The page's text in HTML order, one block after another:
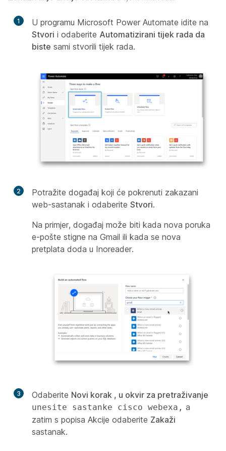
1
U programu Microsoft Power Automate idite na
Stvori i odaberite Automatizirani tijek rada da
biste sami stvorili tijek rada.
2
Potražite događaj koji će pokrenuti zakazani
web-sastanak i odaberite Stvori.
Na primjer, događaj može biti kada nova poruka
e-pošte stigne na Gmail ili kada se nova
pretplata doda u Inoreader.
3 Odaberite Novi korak , u okvir za pretraživanje
unesite sastanke cisco webexa, a
zatim s popisa Akcije odaberite Zakaži
sastanak.